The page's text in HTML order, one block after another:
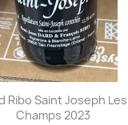
Ribo Saint Joseph Les
Champs 2023